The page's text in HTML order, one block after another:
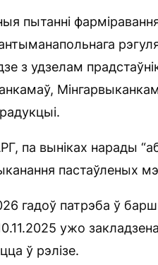
пытанні
з удзелам
па выніках нарады
пастаўленых
гадоў патрэба ў
ужо
ў рэлізе.